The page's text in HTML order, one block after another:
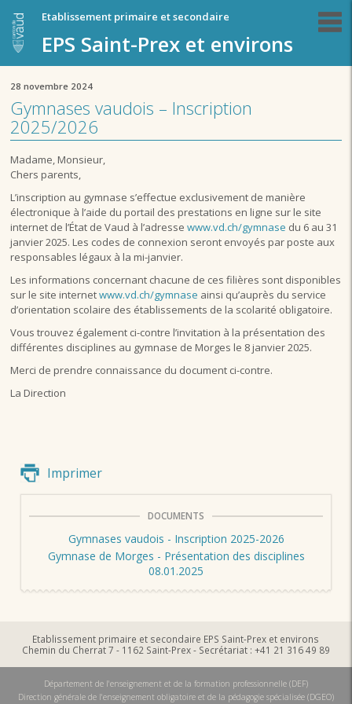
Etablissement primaire et secondaire
EPS Saint-Prex et environs
28 novembre 2024
Gymnases vaudois – Inscription
2025/2026
Madame, Monsieur,
Chers parents,
L’inscription au gymnase s’effectue exclusivement de manière
électronique à l’aide du portail des prestations en ligne sur le site
internet de l’État de Vaud à l’adressewww.vd.ch/gymnase du 6 au 31
janvier 2025. Les codes de connexion seront envoyés par poste aux
responsables légaux à la mi-janvier.
Les informations concernant chacune de ces filières sont disponibles
sur le site internetwww.vd.ch/gymnase ainsi qu’auprès du service
d’orientation scolaire des établissements de la scolarité obligatoire.
Vous trouvez également ci-contre l’invitation à la présentation des
différentes disciplines au gymnase de Morges le 8 janvier 2025.
Merci de prendre connaissance du document ci-contre.
La Direction
Imprimer
DOCUMENTS
Gymnases vaudois - Inscription 2025-2026
Gymnase de Morges - Présentation des disciplines
08.01.2025
Etablissement primaire et secondaire EPS Saint-Prex et environs
Chemin du Cherrat 7 - 1162 Saint-Prex - Secrétariat : +41 21 316 49 89
Département de l'enseignement et de la formation professionnelle (DEF)
Direction générale de l'enseignement obligatoire et de la pédagogie spécialisée (DGEO)